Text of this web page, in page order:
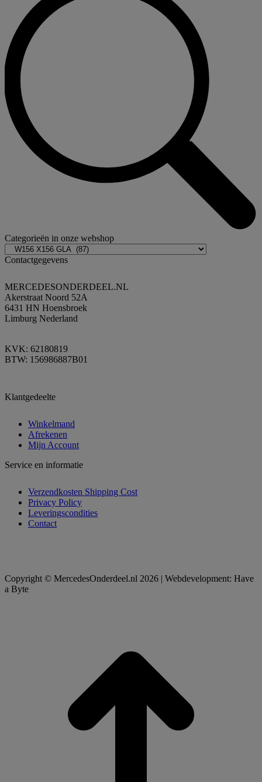
Categorieën in onze webshop
Contactgegevens
MERCEDESONDERDEEL.NL
Akerstraat Noord 52A
6431 HN Hoensbroek
Limburg Nederland
KVK: 62180819
BTW: 156986887B01
Klantgedeelte
Winkelmand
Afrekenen
Mijn Account
Service en informatie
Verzendkosten Shipping Cost
Privacy Policy
Leveringscondities
Contact
Copyright © MercedesOnderdeel.nl 2026 | Webdevelopment: Have
a Byte